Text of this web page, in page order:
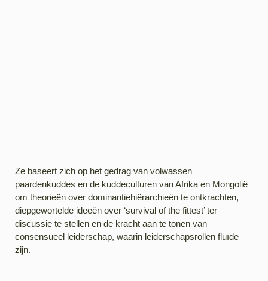
Ze baseert zich op het gedrag van volwassen
paardenkuddes en de kuddeculturen van Afrika en Mongolië
om theorieën over dominantiehiërarchieën te ontkrachten,
diepgewortelde ideeën over ‘survival of the fittest’ ter
discussie te stellen en de kracht aan te tonen van
consensueel leiderschap, waarin leiderschapsrollen fluïde
zijn.